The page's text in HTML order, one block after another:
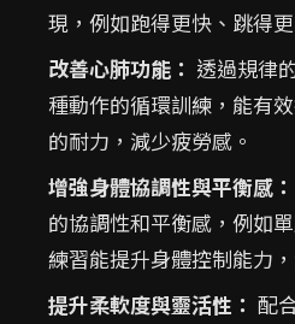
現，例如跑得更快、跳得
改善心肺功能： 透過規律
種動作的循環訓練，能有
的耐力，減少疲勞感。
增強身體協調性與平衡感：
的協調性和平衡感，例如
練習能提升身體控制能力
提升柔軟度與靈活性： 配